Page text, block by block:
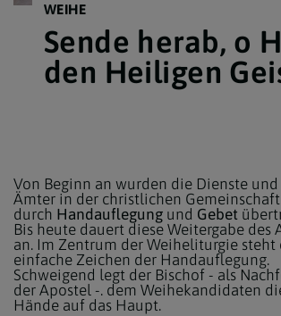
WEIHE
Sende herab, o
den Heiligen
Von Beginn an wurden die Dienste und
Ämter in der christlichen Gemeinschaft
durch Handauflegung und Gebet
Bis heute dauert diese Weitergabe des
an. Im Zentrum der Weiheliturgie steht
einfache Zeichen der Handauflegung.
Schweigend legt der Bischof - als
der Apostel -. dem Weihekandidaten
Hände auf das Haupt.